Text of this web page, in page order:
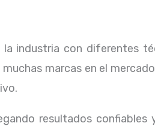
industria con diferentes
muchas marcas en el
resultados